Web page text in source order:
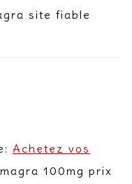
site fiable
Achetez vos
100mg prix